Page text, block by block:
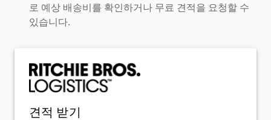
로 예상 배송비를 확인하거나 무료 견적을 요청할 수
있습니다.
견적 받기